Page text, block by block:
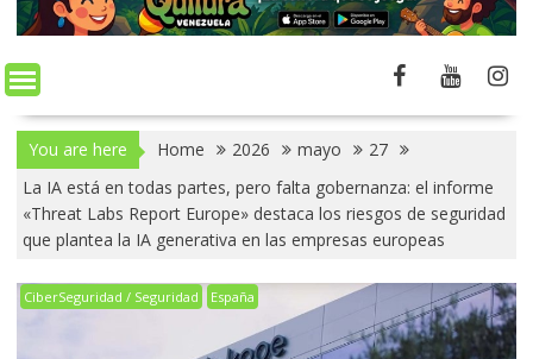
You are here Home 2026 mayo
27
La IA está en todas partes, pero falta gobernanza: el informe
«Threat Labs Report Europe» destaca los riesgos de seguridad
que plantea la IA generativa en las empresas europeas
CiberSeguridad / Seguridad España